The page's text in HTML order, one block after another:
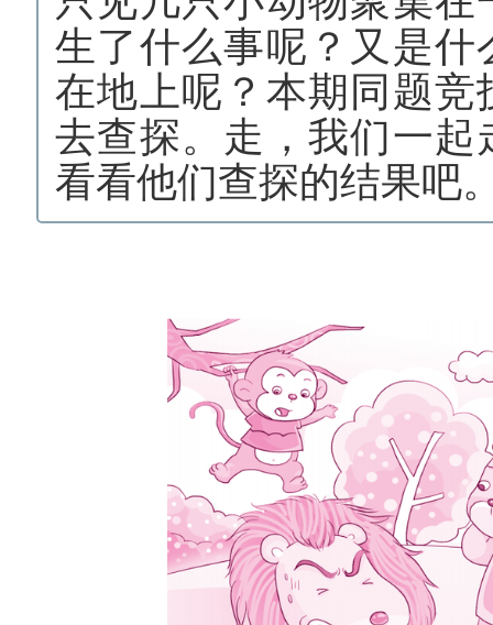
生了什么事呢？又是
在地上呢？本期同题
去查探。 走，我们一起
看看他们查探的结果吧